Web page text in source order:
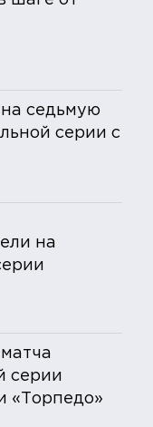
седьмую
серии с
на
серии
«Торпедо»